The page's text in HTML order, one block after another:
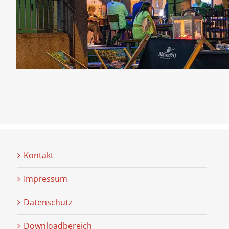
Kontakt
Impressum
Datenschutz
Downloadbereich